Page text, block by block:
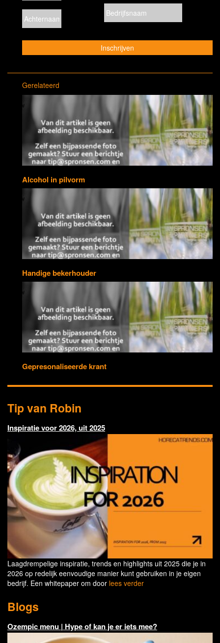
Gerelateerd
Alcohol in pilvorm
Handige bekerhouder
Gepresonaliseerde krant
Tip van Robin
Inspiratie voor 2026, uit 2025
Laagdrempelige inspiratie, trends en highlights uit 2025 die je in
2026 op redelijk eenvoudige manier kunt gebruiken in je eigen
bedrijf. Een whitepaper om door lees verder
Blogs
Ozempic menu | Hype of kan je er iets mee?